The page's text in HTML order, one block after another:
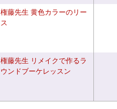
権藤先生 黄色カラーのリー
ス
権藤先生 リメイクで作るラ
ウンドブーケレッスン